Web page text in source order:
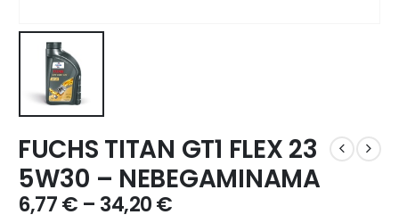
FUCHS TITAN GT1 FLEX 23
5W30 – NEBEGAMINAMA
6,77€ – 34,20€